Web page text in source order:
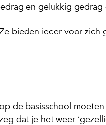
en gelukkig
bieden ieder voor zich
de basisschool
dat je het weer